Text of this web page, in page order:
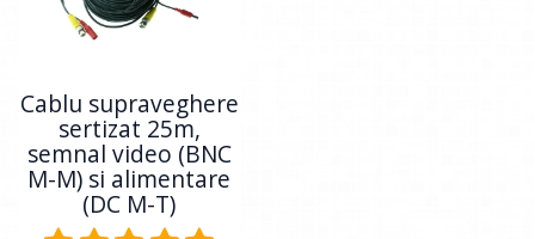
Cablu supraveghere
sertizat 25m,
semnal video (BNC
M-M) si alimentare
(DC M-T)